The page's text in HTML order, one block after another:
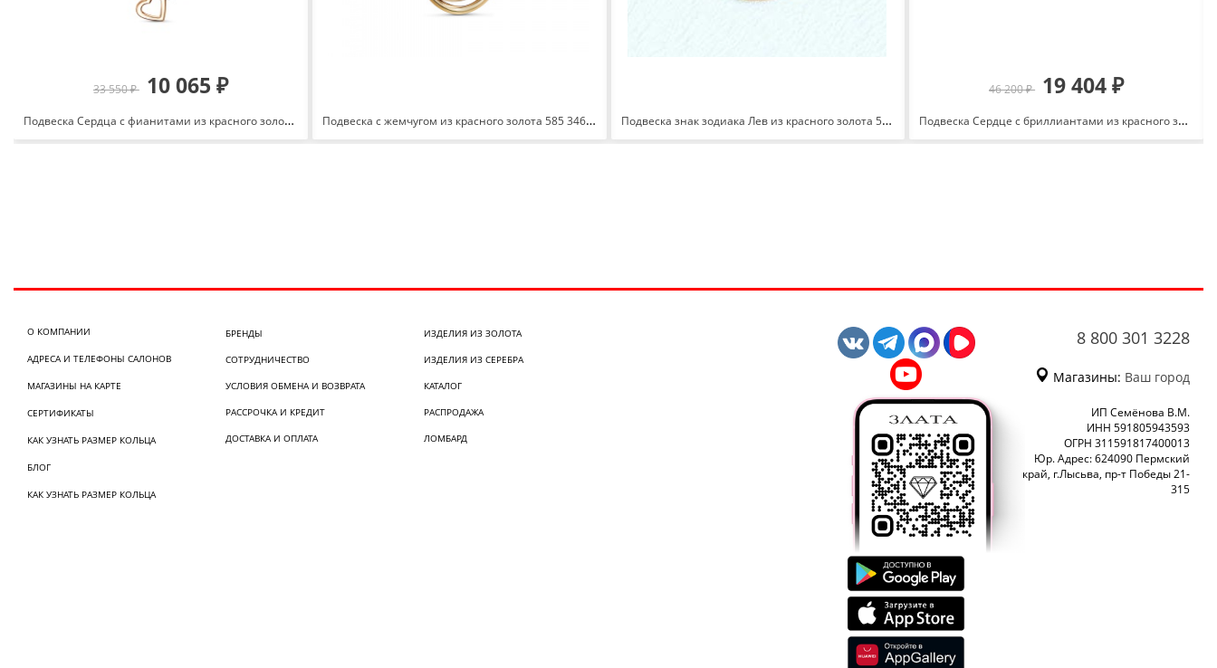
33 550 ₽ 10 065 ₽
Подвеска Сердца с фианитами из красного золота 585 3463207 1 1 1 Подвеска с жемчугом из красного золота 585 3467506 1 1 10 Подвеска знак зодиака Лев из красного золота 585 с родированием Т130631878
46 200 ₽ 19 404 ₽
Подвеска Сердце с бриллиантами из красного золота 585 с родированием 100368-1502
О КОМПАНИИ
АДРЕСА И ТЕЛЕФОНЫ САЛОНОВ
МАГАЗИНЫ НА КАРТЕ
СЕРТИФИКАТЫ
КАК УЗНАТЬ РАЗМЕР КОЛЬЦА
БЛОГ
КАК УЗНАТЬ РАЗМЕР КОЛЬЦА
БРЕНДЫ
СОТРУДНИЧЕСТВО
УСЛОВИЯ ОБМЕНА И ВОЗВРАТА
РАССРОЧКА И КРЕДИТ
ДОСТАВКА И ОПЛАТА
ИЗДЕЛИЯ ИЗ ЗОЛОТА
ИЗДЕЛИЯ ИЗ СЕРЕБРА
КАТАЛОГ
РАСПРОДАЖА
ЛОМБАРД
8 800 301 3228
Магазины: Ваш город
ИП Семёнова В.М.
ИНН 591805943593
ОГРН 311591817400013
Юр. Адрес: 624090 Пермский
край, г.Лысьва, пр-т Победы 21-
315